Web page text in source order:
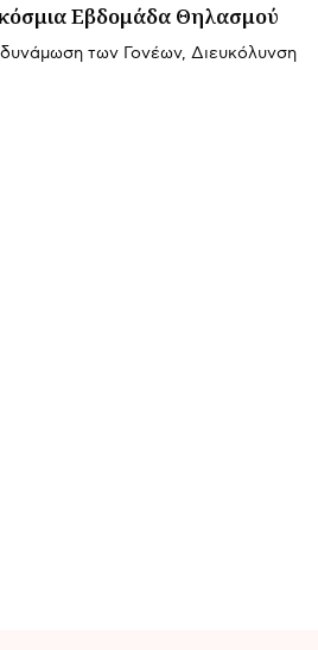
Εβδομάδα Θηλασμού
των Γονέων, Διευκόλυνση